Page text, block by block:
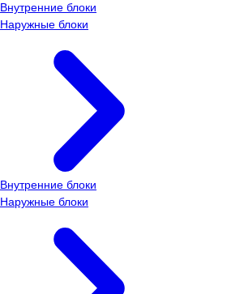
Внутренние блоки
Наружные блоки
Внутренние блоки
Наружные блоки